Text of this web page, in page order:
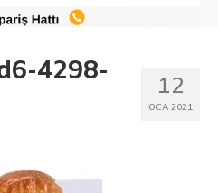
12
OCA 2021
4298-